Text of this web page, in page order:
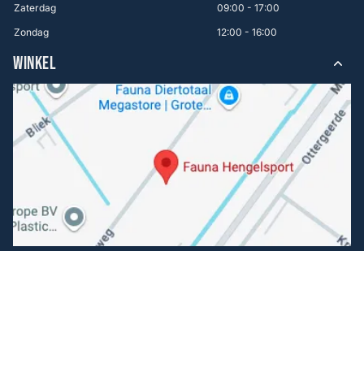
Zaterdag
09:00 - 17:00
Zondag
12:00 - 16:00
WINKEL